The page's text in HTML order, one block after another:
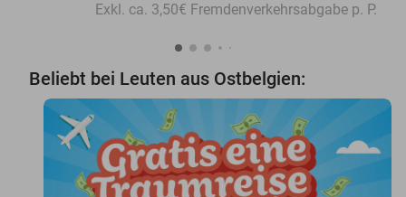
Exkl. ca. 3,50€ Fremdenverkehrsabgabe p. P.
Beliebt bei Leuten aus Ostbelgien: